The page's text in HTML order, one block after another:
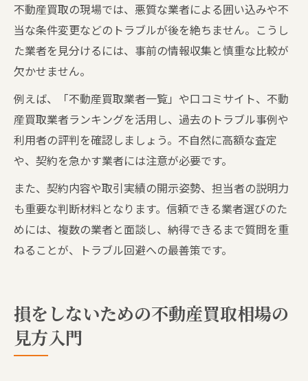
不動産買取の現場では、悪質な業者による囲い込みや不
当な条件変更などのトラブルが後を絶ちません。こうし
た業者を見分けるには、事前の情報収集と慎重な比較が
欠かせません。
例えば、「不動産買取業者一覧」や口コミサイト、不動
産買取業者ランキングを活用し、過去のトラブル事例や
利用者の評判を確認しましょう。不自然に高額な査定
や、契約を急かす業者には注意が必要です。
また、契約内容や取引実績の開示姿勢、担当者の説明力
も重要な判断材料となります。信頼できる業者選びのた
めには、複数の業者と面談し、納得できるまで質問を重
ねることが、トラブル回避への最善策です。
損をしないための不動産買取相場の
見方入門